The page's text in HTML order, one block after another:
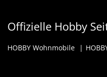
Offizielle Hobby
HOBBY Wohnmobile